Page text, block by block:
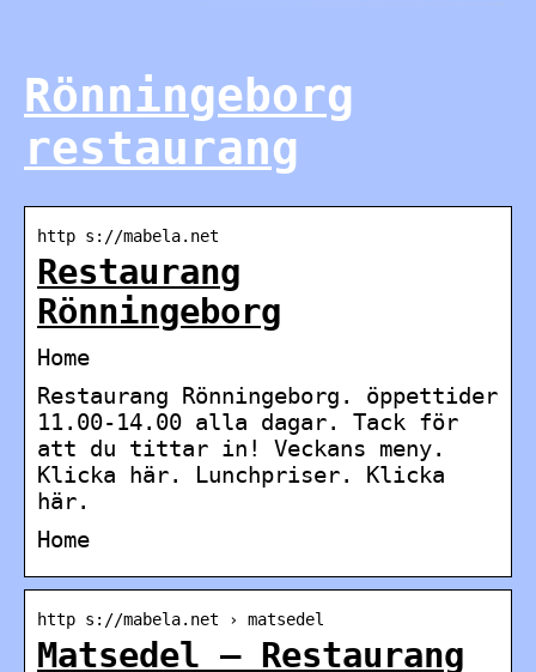
Rönningeborg
restaurang
http s://mabela.net
Restaurang
Rönningeborg
Home
Restaurang Rönningeborg. öppettider
11.00-14.00 alla dagar. Tack för
att du tittar in! Veckans meny.
Klicka här. Lunchpriser. Klicka
här.
Home
http s://mabela.net › matsedel
Matsedel – Restaurang